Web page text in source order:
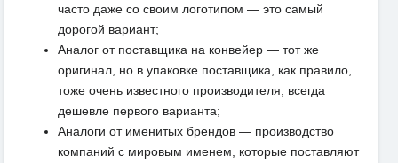
часто даже со своим логотипом — это самый
дорогой вариант;
Аналог от поставщика на конвейер — тот же
оригинал, но в упаковке поставщика, как правило,
тоже очень известного производителя, всегда
дешевле первого варианта;
Аналоги от именитых брендов — производство
компаний с мировым именем, которые поставляют